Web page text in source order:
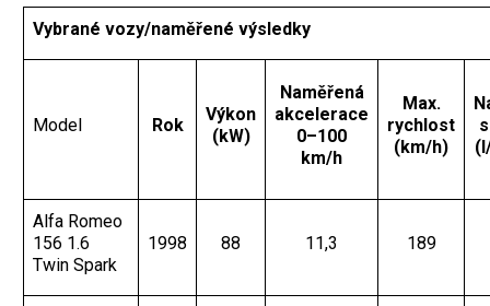
Vybrané vozy/naměřené výsledky
Model Rok
Výkon
(kW)
Naměřená
akcelerace
0–100
km/h
Max.
rychlost
(km/h)
Alfa Romeo
156 1.6
Twin Spark
1998 88 11,3 189